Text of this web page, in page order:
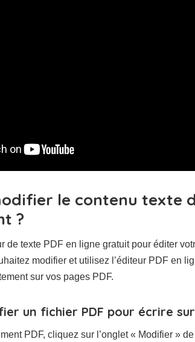
le contenu texte
?
de texte PDF en ligne gratuit pour éditer
modifier et utilisez l’éditeur PDF en
sur vos pages PDF.
un fichier PDF pour écrire
PDF, cliquez sur l’onglet « Modifier »